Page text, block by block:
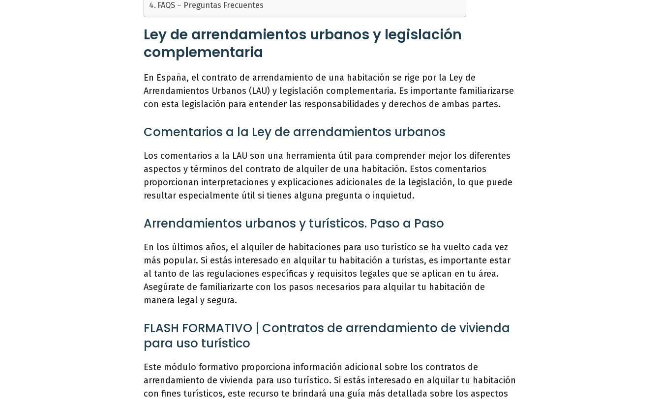
FAQS – Preguntas Frecuentes
Ley de arrendamientos urbanos y legislación
complementaria
En España, el contrato de arrendamiento de una habitación se rige por la Ley de
Arrendamientos Urbanos (LAU) y legislación complementaria. Es importante familiarizarse
con esta legislación para entender las responsabilidades y derechos de ambas partes.
Comentarios a la Ley de arrendamientos urbanos
Los comentarios a la LAU son una herramienta útil para comprender mejor los diferentes
aspectos y términos del contrato de alquiler de una habitación. Estos comentarios
proporcionan interpretaciones y explicaciones adicionales de la legislación, lo que puede
resultar especialmente útil si tienes alguna pregunta o inquietud.
Arrendamientos urbanos y turísticos. Paso a Paso
En los últimos años, el alquiler de habitaciones para uso turístico se ha vuelto cada vez
más popular. Si estás interesado en alquilar tu habitación a turistas, es importante estar
al tanto de las regulaciones específicas y requisitos legales que se aplican en tu área.
Asegúrate de familiarizarte con los pasos necesarios para alquilar tu habitación de
manera legal y segura.
FLASH FORMATIVO | Contratos de arrendamiento de vivienda
para uso turístico
Este módulo formativo proporciona información adicional sobre los contratos de
arrendamiento de vivienda para uso turístico. Si estás interesado en alquilar tu habitación
con fines turísticos, este recurso te brindará una guía más detallada sobre los aspectos